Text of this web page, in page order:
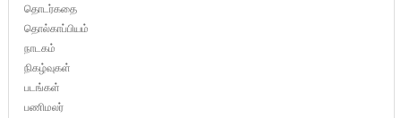
தொடர்கதை
தொல்காப்பியம்
நாடகம்
நிகழ்வுகள்
படங்கள்
பணிமலர்